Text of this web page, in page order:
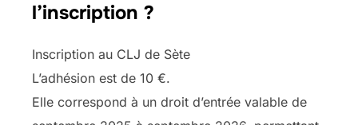
l’inscription ?
Inscription au CLJ de Sète
L’adhésion est de 10 €.
Elle correspond à un droit d’entrée valable de